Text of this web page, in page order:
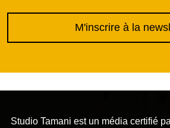
M'inscrire à la
Studio Tamani est un média certifié